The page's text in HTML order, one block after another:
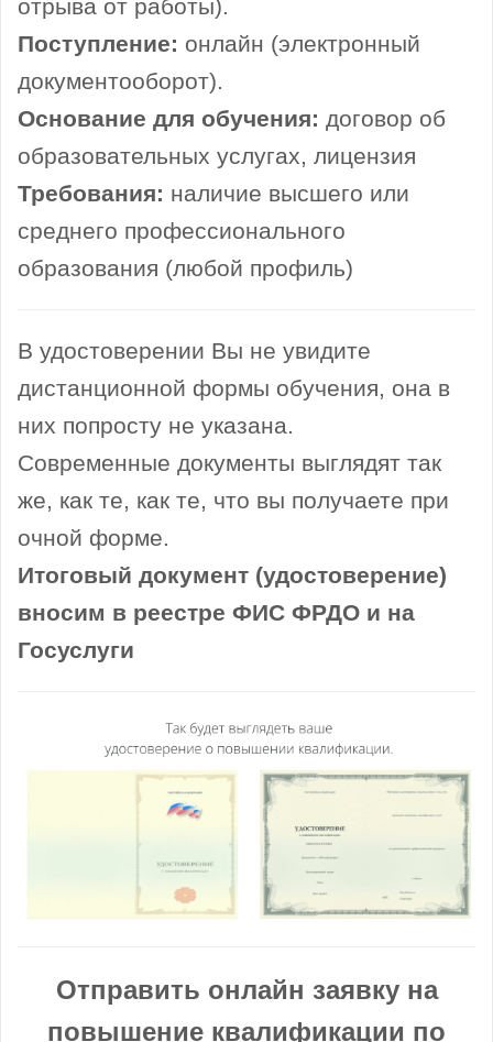
отрыва от работы).
Поступление: онлайн (электронный
документооборот).
Основание для обучения: договор об
образовательных услугах, лицензия
Требования: наличие высшего или
среднего профессионального
образования (любой профиль)
В удостоверении Вы не увидите
дистанционной формы обучения, она в
них попросту не указана.
Современные документы выглядят так
же, как те, как те, что вы получаете при
очной форме.
Итоговый документ (удостоверение)
вносим в реестре ФИС ФРДО и на
Госуслуги
Отправить онлайн заявку на
повышение квалификации по